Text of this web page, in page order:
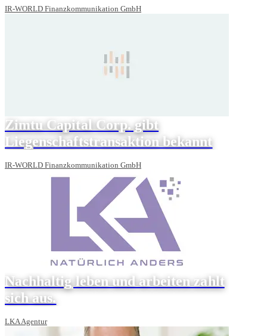
IR-WORLD Finanzkommunikation GmbH
Zimtu Capital Corp. gibt
Liegenschaftstransaktion bekannt
IR-WORLD Finanzkommunikation GmbH
Nachhaltig leben und arbeiten zahlt
sich aus.
LKA Agentur